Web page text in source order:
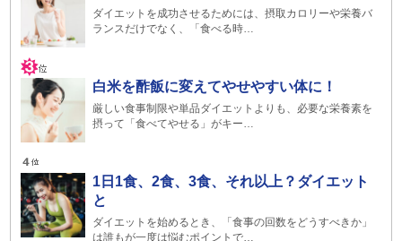
ダイエットを成功させるためには、摂取カロリーや栄養バ
ランスだけでなく、「食べる時…
白米を酢飯に変えてやせやすい体に！
厳しい食事制限や単品ダイエットよりも、必要な栄養素を
摂って「食べてやせる」がキー…
1日1食、2食、3食、それ以上？ダイエット
と
ダイエットを始めるとき、「食事の回数をどうすべきか」
は誰もが一度は悩むポイントで…